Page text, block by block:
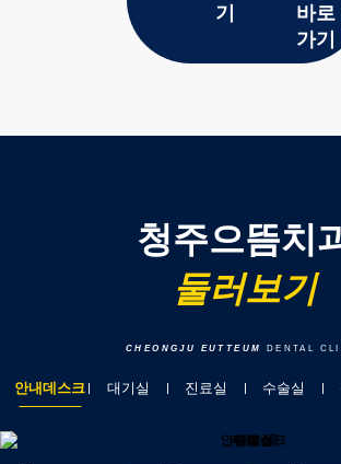
기
청주으뜸치
둘러보기
CHEONGJU EUTTEUM DENTAL
안내데스크 대기실 진료실 수술실